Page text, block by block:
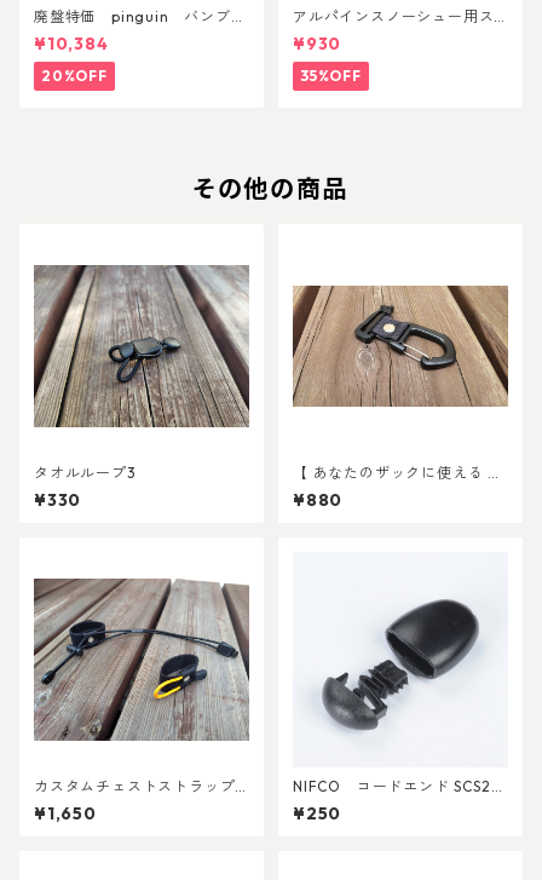
廃盤特価 pinguin バンブー
FLフォーム(ペア)
¥10,384
20%OFF
アルパインスノーシュー用ス
トラップキャッチ(ペア)
¥930
35%OFF
その他の商品
タオルループ3
¥330
【 あなたのザックに使える 】
キャッチ7
¥880
カスタムチェストストラップ V
er.2
¥1,650
NIFCO コードエンド SCS2
(5個入り)
¥250